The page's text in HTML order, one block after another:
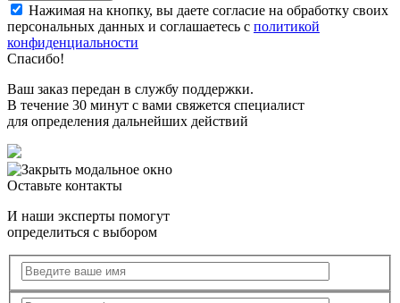
Нажимая на кнопку, вы даете согласие на обработку своих
персональных данных и соглашаетесь с политикой
конфиденциальности
Спасибо!
Ваш заказ передан в службу поддержки.
В течение 30 минут с вами свяжется специалист
для определения дальнейших действий
Оставьте контакты
И наши эксперты помогут
определиться с выбором